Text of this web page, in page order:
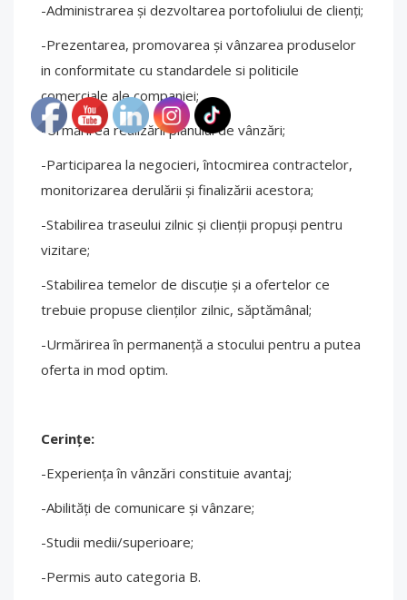
-Administrarea și dezvoltarea portofoliului de clienți;
-Prezentarea, promovarea și vânzarea produselor
in conformitate cu standardele si politicile
comerciale ale companiei;
-Urmărirea realizării planului de vânzări;
-Participarea la negocieri, întocmirea contractelor,
monitorizarea derulării și finalizării acestora;
-Stabilirea traseului zilnic și clienții propuși pentru
vizitare;
-Stabilirea temelor de discuție și a ofertelor ce
trebuie propuse clienților zilnic, săptămânal;
-Urmărirea în permanență a stocului pentru a putea
oferta in mod optim.
Cerințe:
-Experiența în vânzări constituie avantaj;
-Abilități de comunicare și vânzare;
-Studii medii/superioare;
-Permis auto categoria B.